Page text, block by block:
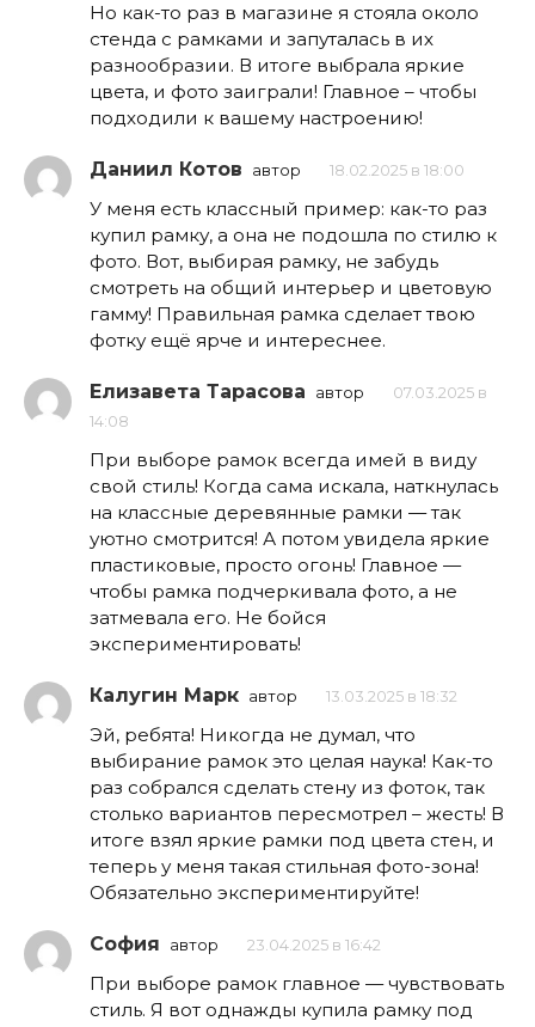
Но как-то раз в магазине я стояла около
стенда с рамками и запуталась в их
разнообразии. В итоге выбрала яркие
цвета, и фото заиграли! Главное – чтобы
подходили к вашему настроению!
Даниил Котов автор 18.02.2025 в 18:00
У меня есть классный пример: как-то раз
купил рамку, а она не подошла по стилю к
фото. Вот, выбирая рамку, не забудь
смотреть на общий интерьер и цветовую
гамму! Правильная рамка сделает твою
фотку ещё ярче и интереснее.
Елизавета Тарасова автор
07.03.2025 в
14:08
При выборе рамок всегда имей в виду
свой стиль! Когда сама искала, наткнулась
на классные деревянные рамки — так
уютно смотрится! А потом увидела яркие
пластиковые, просто огонь! Главное —
чтобы рамка подчеркивала фото, а не
затмевала его. Не бойся
экспериментировать!
Калугин Марк автор 13.03.2025 в 18:32
Эй, ребята! Никогда не думал, что
выбирание рамок это целая наука! Как-то
раз собрался сделать стену из фоток, так
столько вариантов пересмотрел – жесть! В
итоге взял яркие рамки под цвета стен, и
теперь у меня такая стильная фото-зона!
Обязательно экспериментируйте!
София автор 23.04.2025 в 16:42
При выборе рамок главное — чувствовать
стиль. Я вот однажды купила рамку под